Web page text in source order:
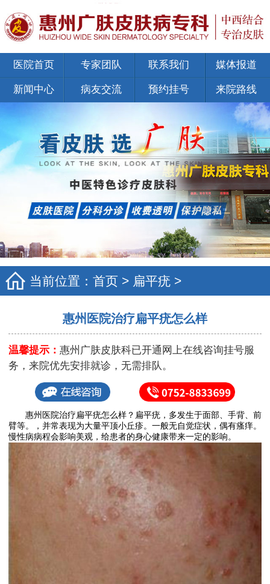
医院首页 专家团队 联系我们 媒体报道
新闻中心 病友交流 预约挂号 来院路线
当前位置： 首页 > 扁平疣 >
惠州医院治疗扁平疣怎么样
温馨提示： 惠州广肤皮肤科已开通网上在线咨询挂号服
务，来院优先安排就诊，无需排队。
惠州医院治疗扁平疣怎么样？扁平疣，多发生于面部、手背、前
臂等。，并常表现为大量平顶小丘疹。一般无自觉症状，偶有瘙痒。
慢性病病程会影响美观，给患者的身心健康带来一定的影响。